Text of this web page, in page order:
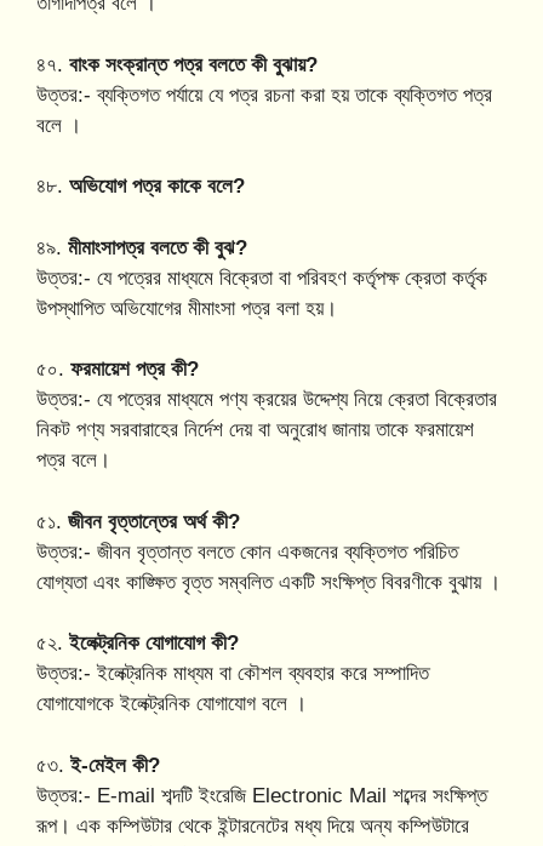
৪৭. বাংক সংক্রান্ত পত্র বলতে কী বুঝায়?
উত্তর:- ব্যক্তিগত পর্যায়ে যে পত্র রচনা করা হয় তাকে ব্যক্তিগত পত্র
বলে ।
৪৮. অভিযোগ পত্র কাকে বলে?
৪৯. মীমাংসাপত্র বলতে কী বুঝ?
উত্তর:- যে পত্রের মাধ্যমে বিক্রেতা বা পরিবহণ কর্তৃপক্ষ ক্রেতা কর্তৃক
উপস্থাপিত অভিযোগের মীমাংসা পত্র বলা হয়।
৫০. ফরমায়েশ পত্র কী?
উত্তর:- যে পত্রের মাধ্যমে পণ্য ক্রয়ের উদ্দেশ্য নিয়ে ক্রেতা বিক্রেতার
নিকট পণ্য সরবারাহের নির্দেশ দেয় বা অনুরোধ জানায় তাকে ফরমায়েশ
পত্র বলে।
৫১. জীবন বৃত্তান্তের অর্থ কী?
উত্তর:- জীবন বৃত্তান্ত বলতে কোন একজনের ব্যক্তিগত পরিচিত
যোগ্যতা এবং কাঙ্ক্ষিত বৃত্ত সম্বলিত একটি সংক্ষিপ্ত বিবরণীকে বুঝায় ।
৫২. ইলেক্ট্রনিক যোগাযোগ কী?
উত্তর:- ইলেক্ট্রনিক মাধ্যম বা কৌশল ব্যবহার করে সম্পাদিত
যোগাযোগকে ইলেক্ট্রনিক যোগাযোগ বলে ।
৫৩.ই-মেইল কী?
উত্তর:- E-mail শব্দটি ইংরেজি Electronic Mail শব্দের সংক্ষিপ্ত
রূপ। এক কম্পিউটার থেকে ইন্টারনেটের মধ্য দিয়ে অন্য কম্পিউটারে